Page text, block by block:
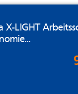
X-LIGHT